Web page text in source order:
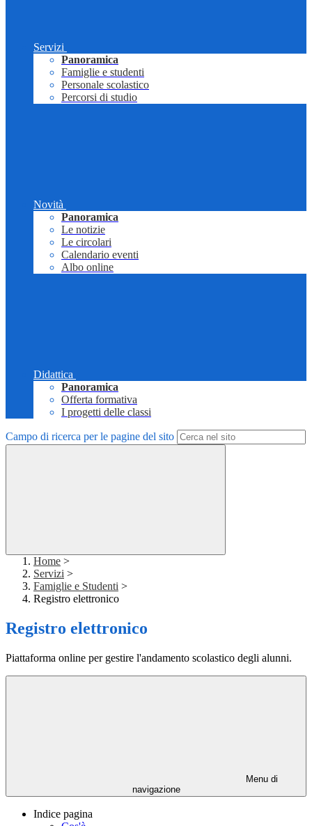
Servizi
Panoramica
Famiglie e studenti
Personale scolastico
Percorsi di studio
Novità
Panoramica
Le notizie
Le circolari
Calendario eventi
Albo online
Didattica
Panoramica
Offerta formativa
I progetti delle classi
Campo di ricerca per le pagine del sito
Home >
Servizi >
Famiglie e Studenti >
Registro elettronico
Registro elettronico
Piattaforma online per gestire l'andamento scolastico degli alunni.
Menu di
navigazione
Indice pagina